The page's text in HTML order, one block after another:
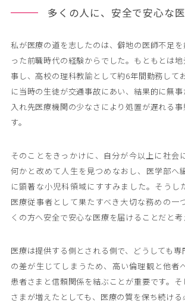
多くの人に、安全で安心な医
私が医療の道を志したのは、僻地の医師不足
った前職時代の経験からでした。もともとは
事し、高校の理科教諭として約6年間勤務して
に当時の生徒が交通事故にあい、結果的に無
入れ先医療機関の少なさにより処置が遅れる
す。
そのことをきっかけに、自分が今以上に社会
何かと改めて人生を見つめなおし、医学部へ
に顕著な小児科領域にすすみました。そうし
医療従事者として果たすべき大切な務めの一
くの方へ安全で安心な医療を届けることだと考
医療は提供する側とされる側で、どうしても
の差が生じてしまうため、高い倫理観と他者
患者さまと信頼関係を結ぶことが重要です。
さまが増えたとしても、医療の質を保ち続け